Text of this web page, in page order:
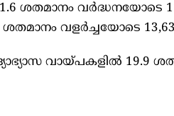
ശതമാനം വർദ്ധനയോടെ
വളർച്ചയോടെ
വായ്പകളില്‍ 19.9